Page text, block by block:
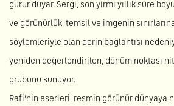
gurur duyar. Sergi, son yirmi yıllık süre
ve görünürlük, temsil ve imgenin
söylemleriyle olan derin bağlantısı
yeniden değerlendirilen, dönüm noktası
grubunu sunuyor.
Rafi’nin eserleri, resmin görünür dünyaya